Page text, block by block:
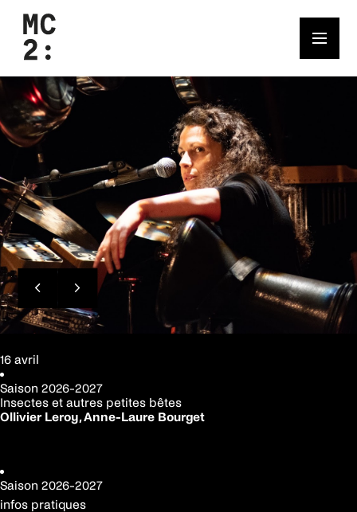
16 avril
Saison 2026-2027
Insectes et autres petites bêtes
Ollivier Leroy, Anne-Laure Bourget
Saison 2026-2027
infos pratiques